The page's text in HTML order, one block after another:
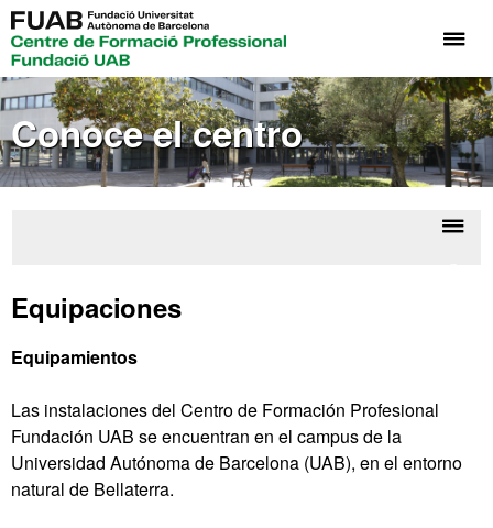
el
Conoce el centro
Equipaciones
Equipamientos
Las instalaciones del Centro de Formación Profesional
Fundación UAB se encuentran en el campus de la
Universidad Autónoma de Barcelona (UAB), en el entorno
natural de Bellaterra.